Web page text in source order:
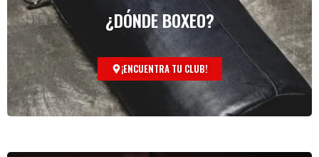
¿DÓNDE BOXEO?
¡ENCUENTRA TU CLUB!